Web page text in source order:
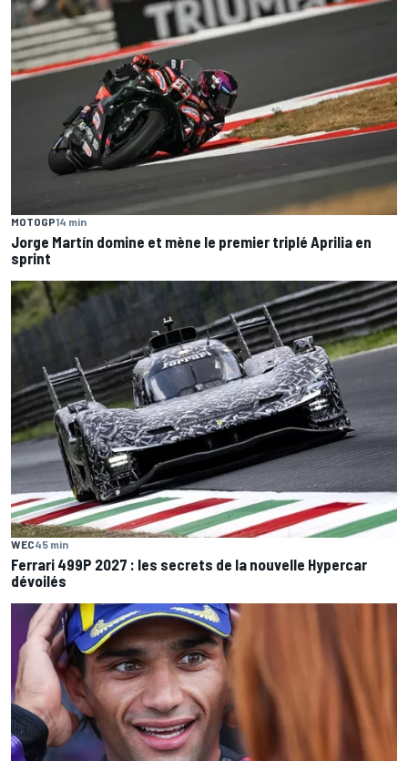
MOTOGP14 min
Jorge Martín domine et mène le premier triplé Aprilia en
sprint
WEC45 min
Ferrari 499P 2027 : les secrets de la nouvelle Hypercar
dévoilés